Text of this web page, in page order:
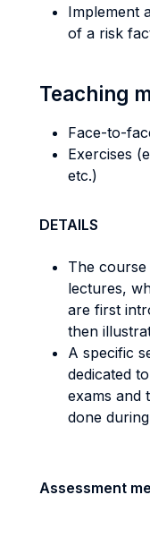
Implement
of a risk
Teaching
Face-to-
Exercises
etc.)
DETAILS
The
lectures,
are first
then
A specific
dedicated
exams and
done
Assessment